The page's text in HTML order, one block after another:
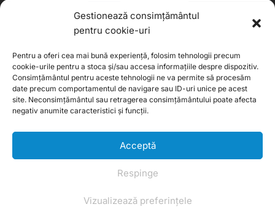
Gestionează consimțământul
pentru cookie-uri
Pentru a oferi cea mai bună experiență, folosim tehnologii precum
cookie-urile pentru a stoca și/sau accesa informațiile despre dispozitiv.
Consimțământul pentru aceste tehnologii ne va permite să procesăm
date precum comportamentul de navigare sau ID-uri unice pe acest
site. Neconsimțământul sau retragerea consimțământului poate afecta
negativ anumite caracteristici și funcții.
Acceptă
Respinge
Vizualizează preferințele